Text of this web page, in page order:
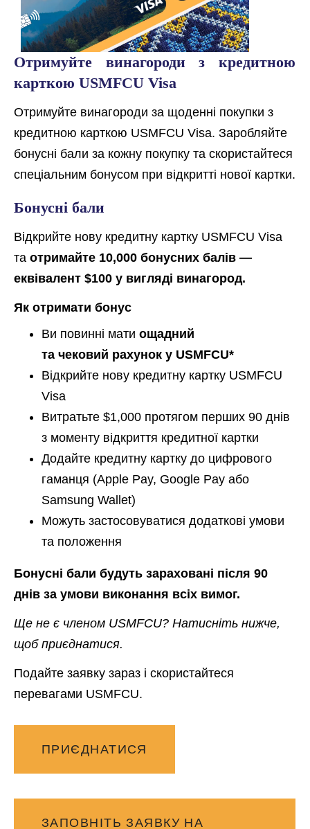
Отримуйте винагороди з кредитною
карткою USMFCU Visa
Отримуйте винагороди за щоденні покупки з
кредитною карткою USMFCU Visa. Заробляйте
бонусні бали за кожну покупку та скористайтеся
спеціальним бонусом при відкритті нової картки.
Бонусні бали
Відкрийте нову кредитну картку USMFCU Visa
та отримайте 10,000 бонусних балів —
еквівалент $100 у вигляді винагород.
Як отримати бонус
Ви повинні мати ощадний
та чековий рахунок у USMFCU*
Відкрийте нову кредитну картку USMFCU
Visa
Витратьте $1,000 протягом перших 90 днів
з моменту відкриття кредитної картки
Додайте кредитну картку до цифрового
гаманця (Apple Pay, Google Pay або
Samsung Wallet)
Можуть застосовуватися додаткові умови
та положення
Бонусні бали будуть зараховані після 90
днів за умови виконання всіх вимог.
Ще не є членом USMFCU? Натисніть нижче,
щоб приєднатися.
Подайте заявку зараз і скористайтеся
перевагами USMFCU.
ПРИЄДНАТИСЯ
ЗАПОВНІТЬ ЗАЯВКУ НА